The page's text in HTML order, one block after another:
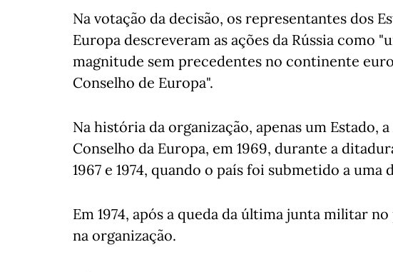
Na votação da decisão, os representantes dos
Europa descreveram as ações da Rússia como
magnitude sem precedentes no continente
Conselho de Europa".
Na história da organização, apenas um Estado,
Conselho da Europa, em 1969, durante a
1967 e 1974, quando o país foi submetido a
Em 1974, após a queda da última junta militar
na organização.